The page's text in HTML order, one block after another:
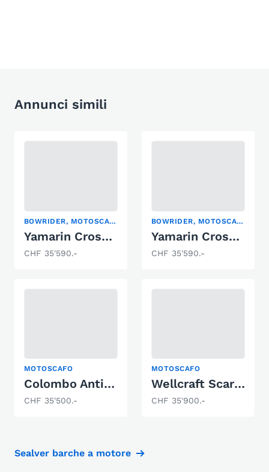
Annunci simili
BOWRIDER, MOTOSCAFO
Yamarin Cross 57 BR
CHF 35'590.-
BOWRIDER, MOTOSCAFO
Yamarin Cross 57 BR
CHF 35'590.-
MOTOSCAFO
Colombo Antibes 27
CHF 35'500.-
MOTOSCAFO
Wellcraft Scarab Exel 28
CHF 35'900.-
Sealver barche a motore